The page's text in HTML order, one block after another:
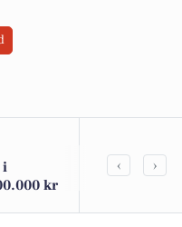
i
kr
Udforsk
‹ ›